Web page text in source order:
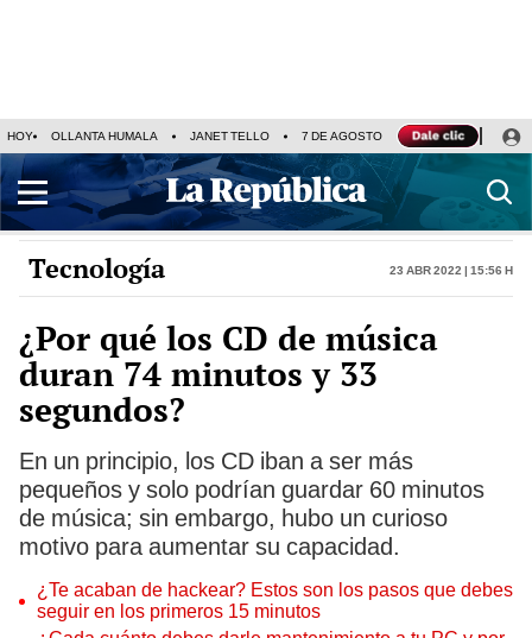
HOY OLLANTA HUMALA JANET TELLO 7 DE AGOSTO TINKA RESULTADOS
Tecnología 23 Abr 2022 | 15:56 h
¿Por qué los CD de música
duran 74 minutos y 33
segundos?
En un principio, los CD iban a ser más
pequeños y solo podrían guardar 60 minutos
de música; sin embargo, hubo un curioso
motivo para aumentar su capacidad.
¿Te acaban de hackear? Estos son los pasos que debes
seguir en los primeros 15 minutos